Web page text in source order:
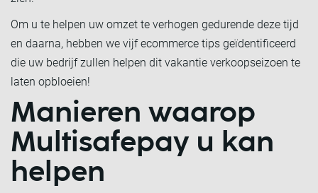
Om u te helpen uw omzet te verhogen gedurende deze tijd
en daarna, hebben we vijf ecommerce tips geïdentificeerd
die uw bedrijf zullen helpen dit vakantie verkoopseizoen te
laten opbloeien!
Manieren waarop
Multisafepay u kan
helpen